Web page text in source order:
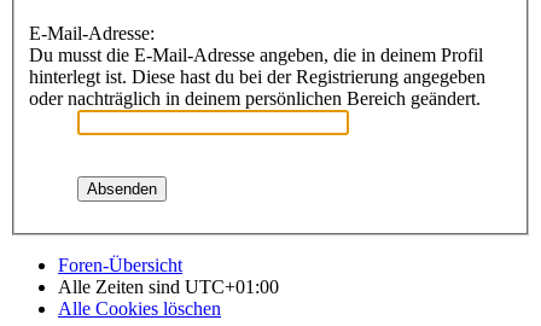
E-Mail-Adresse:
Du musst die E-Mail-Adresse angeben, die in deinem Profil
hinterlegt ist. Diese hast du bei der Registrierung angegeben
oder nachträglich in deinem persönlichen Bereich geändert.
Foren-Übersicht
Alle Zeiten sind UTC+01:00
Alle Cookies löschen